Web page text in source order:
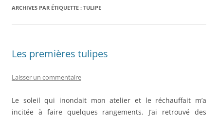
ARCHIVES PAR ÉTIQUETTE : TULIPE
Les premières tulipes
Laisser un commentaire
Le soleil qui inondait mon atelier et le réchauffait m’a
incitée à faire quelques rangements. J’ai retrouvé des